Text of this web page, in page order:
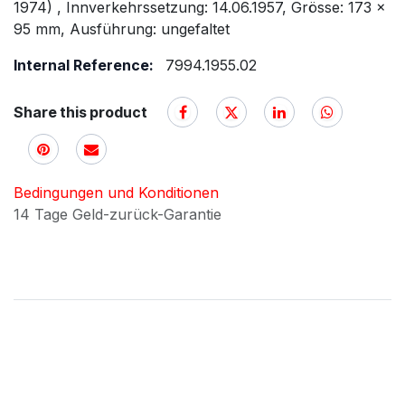
1974) , Innverkehrssetzung: 14.06.1957, Grösse: 173 x
95 mm, Ausführung: ungefaltet
Internal Reference:
7994.1955.02
Share this product
Bedingungen und Konditionen
14 Tage Geld-zurück-Garantie